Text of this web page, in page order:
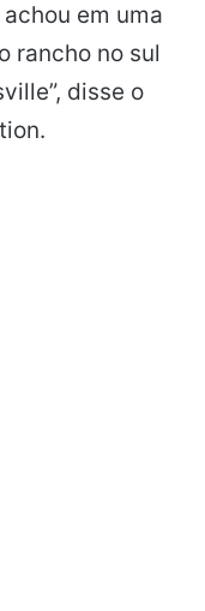
em uma
rancho no sul
disse o